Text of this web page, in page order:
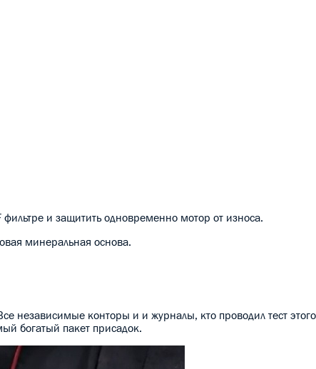
и защитить одновременно мотор от износа.
минеральная основа.
независимые конторы и и журналы, кто проводил тест этого
богатый пакет присадок.